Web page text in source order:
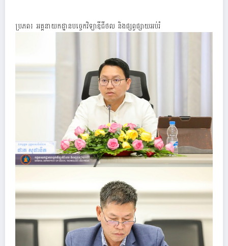
ប្រភព៖ អគ្គនាយកដ្ឋានបច្ចេកវិទ្យាឌីជីថល និងផ្សព្វផ្សាយអប់រំ